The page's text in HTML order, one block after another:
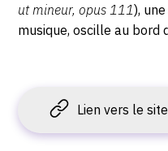
ut mineur, opus 111),
musique, oscille au bord
Lien vers le site